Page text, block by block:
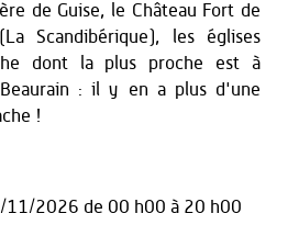
de Guise, le Château Fort de
Scandibérique), les églises
dont la plus proche est à
Beaurain : il y en a plus d'une
!
11/2026 de 00 h00 à 20 h00